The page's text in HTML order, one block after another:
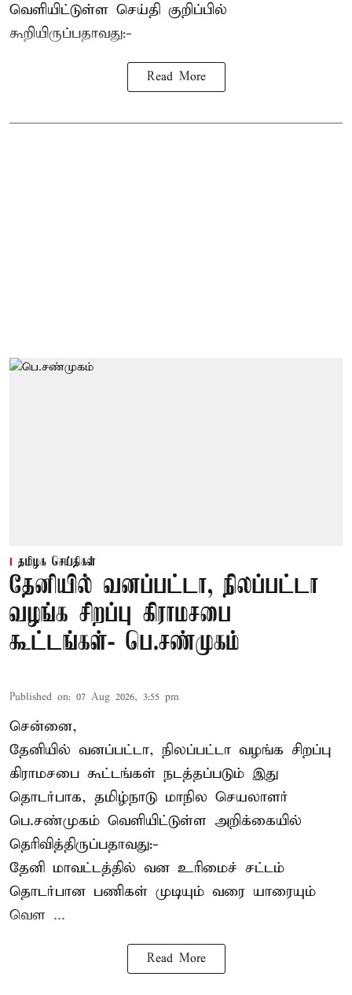
வெளியிட்டுள்ள செய்தி குறிப்பில்
கூறியிருப்பதாவது:-
Read More
தமிழக செய்திகள்
தேனியில் வனப்பட்டா, நிலப்பட்டா
வழங்க சிறப்பு கிராமசபை
கூட்டங்கள்- பெ.சண்முகம்
Published on: 07 Aug 2026, 3:55 pm
சென்னை,
தேனியில் வனப்பட்டா, நிலப்பட்டா வழங்க சிறப்பு
கிராமசபை கூட்டங்கள் நடத்தப்படும் இது
தொடர்பாக, தமிழ்நாடு மாநில செயலாளர்
பெ.சண்முகம் வெளியிட்டுள்ள அறிக்கையில்
தெரிவித்திருப்பதாவது:-
தேனி மாவட்டத்தில் வன உரிமைச் சட்டம்
தொடர்பான பணிகள் முடியும் வரை யாரையும்
வெள ...
Read More